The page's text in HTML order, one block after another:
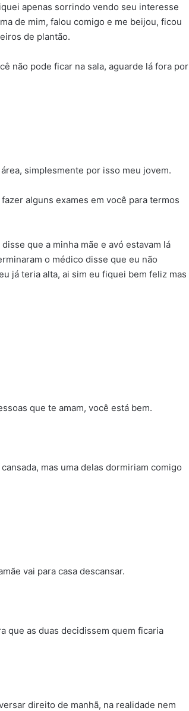
apenas sorrindo vendo seu interesse
de mim, falou comigo e me beijou, ficou
de plantão.
não pode ficar na sala, aguarde lá fora por
simplesmente por isso meu jovem.
alguns exames em você para termos
que a minha mãe e avó estavam lá
o médico disse que eu não
já teria alta, ai sim eu fiquei bem feliz mas
que te amam, você está bem.
mas uma delas dormiriam comigo
vai para casa descansar.
que as duas decidissem quem ficaria
direito de manhã, na realidade nem